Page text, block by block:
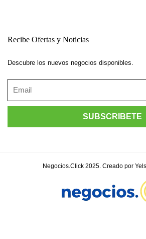
Recibe Ofertas y Noticias
Descubre los nuevos negocios disponibles.
Negocios.Click 2025. Creado por